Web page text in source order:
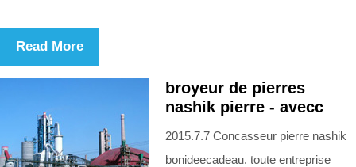
Read More
broyeur de pierres
nashik pierre - avecc
2015.7.7 Concasseur pierre nashik
bonideecadeau. toute entreprise